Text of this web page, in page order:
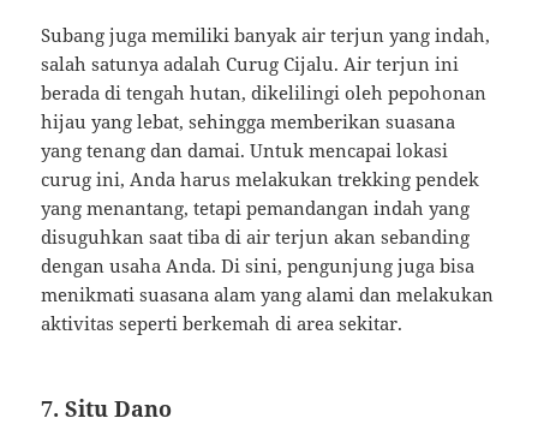
Subang juga memiliki banyak air terjun yang indah,
salah satunya adalah Curug Cijalu. Air terjun ini
berada di tengah hutan, dikelilingi oleh pepohonan
hijau yang lebat, sehingga memberikan suasana
yang tenang dan damai. Untuk mencapai lokasi
curug ini, Anda harus melakukan trekking pendek
yang menantang, tetapi pemandangan indah yang
disuguhkan saat tiba di air terjun akan sebanding
dengan usaha Anda. Di sini, pengunjung juga bisa
menikmati suasana alam yang alami dan melakukan
aktivitas seperti berkemah di area sekitar.
7. Situ Dano